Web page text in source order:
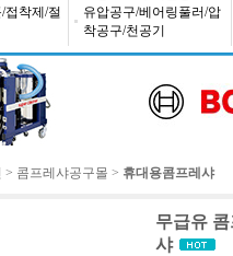
접착제/절
유압공구/베어링풀러/압
착공구/천공기
> 콤프레샤공구몰 > 휴대용콤프레샤
무급유 콤
샤